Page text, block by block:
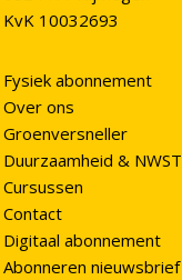
KvK 10032693
Fysiek abonnement
Over ons
Groenversneller
Duurzaamheid & NWST
Cursussen
Contact
Digitaal abonnement
Abonneren nieuwsbrief